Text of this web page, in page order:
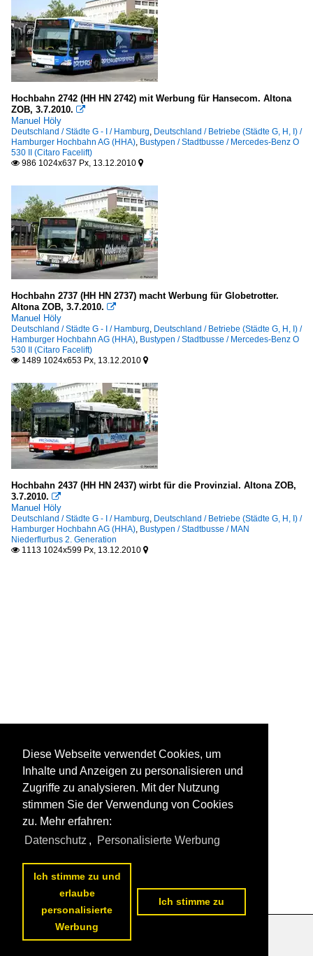
Hochbahn 2742 (HH HN 2742) mit Werbung für Hansecom. Altona
ZOB, 3.7.2010. 
Manuel Höly
Deutschland / Städte G - I / Hamburg, Deutschland / Betriebe (Städte G, H, I) /
Hamburger Hochbahn AG (HHA), Bustypen / Stadtbusse / Mercedes-Benz O
530 II (Citaro Facelift)
 986 1024x637 Px, 13.12.2010 
Hochbahn 2737 (HH HN 2737) macht Werbung für Globetrotter.
Altona ZOB, 3.7.2010. 
Manuel Höly
Deutschland / Städte G - I / Hamburg, Deutschland / Betriebe (Städte G, H, I) /
Hamburger Hochbahn AG (HHA), Bustypen / Stadtbusse / Mercedes-Benz O
530 II (Citaro Facelift)
 1489 1024x653 Px, 13.12.2010 
Hochbahn 2437 (HH HN 2437) wirbt für die Provinzial. Altona ZOB,
3.7.2010. 
Manuel Höly
Deutschland / Städte G - I / Hamburg, Deutschland / Betriebe (Städte G, H, I) /
Hamburger Hochbahn AG (HHA), Bustypen / Stadtbusse / MAN
Niederflurbus 2. Generation
 1113 1024x599 Px, 13.12.2010 
Datenschutzerklärung
Diese Webseite verwendet Cookies, um
Inhalte und Anzeigen zu personalisieren und
Zugriffe zu analysieren. Mit der Nutzung
stimmen Sie der Verwendung von Cookies
zu. Mehr erfahren:
Datenschutz , Personalisierte Werbung
Ich stimme zu und
erlaube
personalisierte
Werbung
Ich stimme zu